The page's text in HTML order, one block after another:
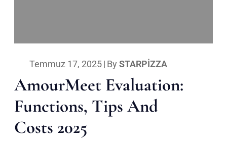
Temmuz 17, 2025| By STARPIZZA
AmourMeet Evaluation:
Functions, Tips And
Costs 2025